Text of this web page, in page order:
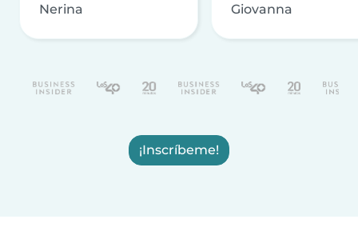
Nerina Giovanna
¡Inscríbeme!